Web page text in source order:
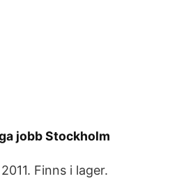
jobb Stockholm
Finns i lager.